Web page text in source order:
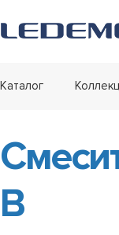
Каталог
B